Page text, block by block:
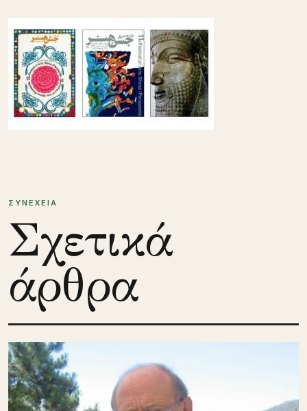
ΣΥΝΕΧΕΙΑ
Σχετικά
άρθρα